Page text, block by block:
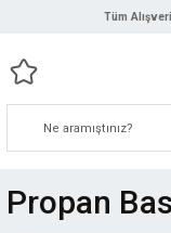
Tüm
Propan